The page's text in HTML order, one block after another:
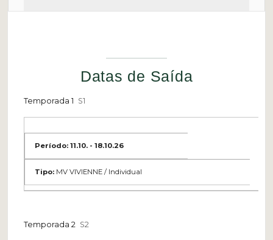
Datas de Saída
Temporada 1 S1
11.10. - 18.10.26
MV VIVIENNE / Individual
Temporada 2 S2